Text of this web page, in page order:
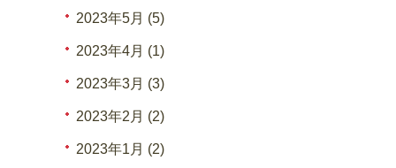
2023年5月 (5)
2023年4月 (1)
2023年3月 (3)
2023年2月 (2)
2023年1月 (2)